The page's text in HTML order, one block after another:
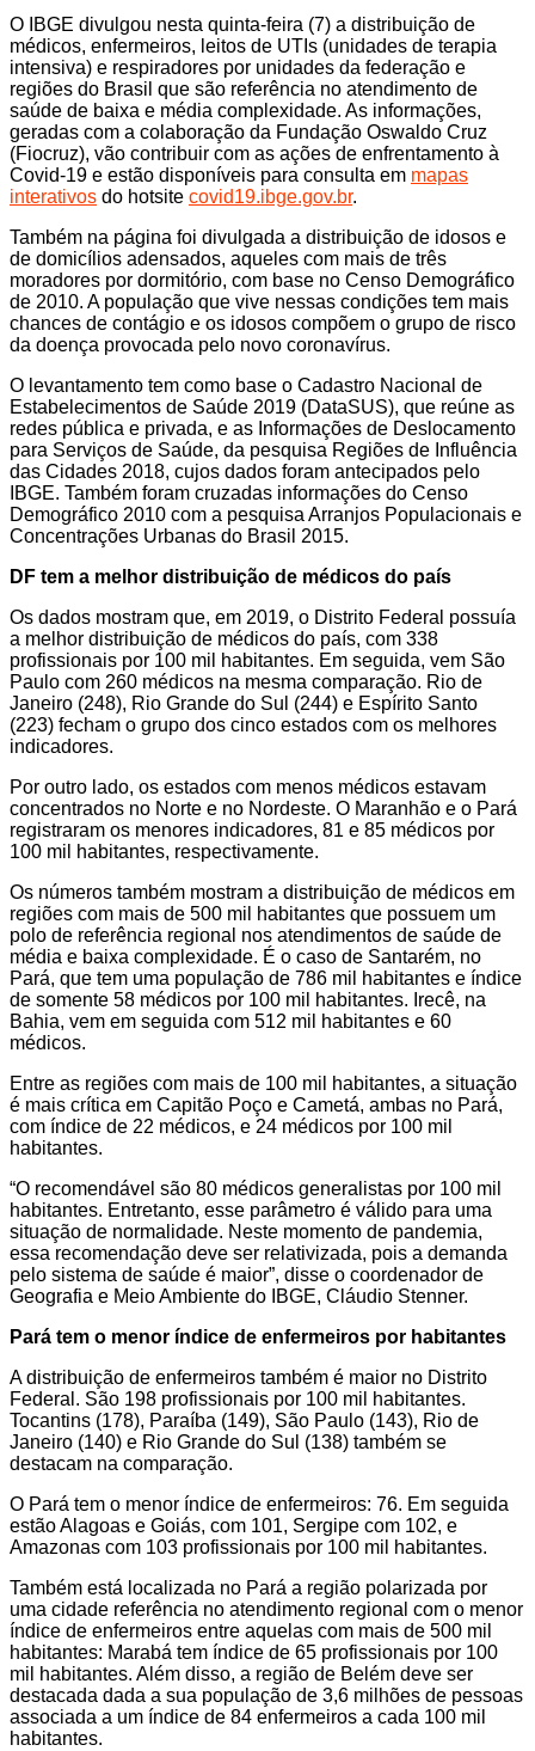
O IBGE divulgou nesta quinta-feira (7) a distribuição de
médicos, enfermeiros, leitos de UTIs (unidades de terapia
intensiva) e respiradores por unidades da federação e
regiões do Brasil que são referência no atendimento de
saúde de baixa e média complexidade. As informações,
geradas com a colaboração da Fundação Oswaldo Cruz
(Fiocruz), vão contribuir com as ações de enfrentamento à
Covid-19 e estão disponíveis para consulta em mapas
interativos do hotsite covid19.ibge.gov.br.
Também na página foi divulgada a distribuição de idosos e
de domicílios adensados, aqueles com mais de três
moradores por dormitório, com base no Censo Demográfico
de 2010. A população que vive nessas condições tem mais
chances de contágio e os idosos compõem o grupo de risco
da doença provocada pelo novo coronavírus.
O levantamento tem como base o Cadastro Nacional de
Estabelecimentos de Saúde 2019 (DataSUS), que reúne as
redes pública e privada, e as Informações de Deslocamento
para Serviços de Saúde, da pesquisa Regiões de Influência
das Cidades 2018, cujos dados foram antecipados pelo
IBGE. Também foram cruzadas informações do Censo
Demográfico 2010 com a pesquisa Arranjos Populacionais e
Concentrações Urbanas do Brasil 2015.
DF tem a melhor distribuição de médicos do país
Os dados mostram que, em 2019, o Distrito Federal possuía
a melhor distribuição de médicos do país, com 338
profissionais por 100 mil habitantes. Em seguida, vem São
Paulo com 260 médicos na mesma comparação. Rio de
Janeiro (248), Rio Grande do Sul (244) e Espírito Santo
(223) fecham o grupo dos cinco estados com os melhores
indicadores.
Por outro lado, os estados com menos médicos estavam
concentrados no Norte e no Nordeste. O Maranhão e o Pará
registraram os menores indicadores, 81 e 85 médicos por
100 mil habitantes, respectivamente.
Os números também mostram a distribuição de médicos em
regiões com mais de 500 mil habitantes que possuem um
polo de referência regional nos atendimentos de saúde de
média e baixa complexidade. É o caso de Santarém, no
Pará, que tem uma população de 786 mil habitantes e índice
de somente 58 médicos por 100 mil habitantes. Irecê, na
Bahia, vem em seguida com 512 mil habitantes e 60
médicos.
Entre as regiões com mais de 100 mil habitantes, a situação
é mais crítica em Capitão Poço e Cametá, ambas no Pará,
com índice de 22 médicos, e 24 médicos por 100 mil
habitantes.
“O recomendável são 80 médicos generalistas por 100 mil
habitantes. Entretanto, esse parâmetro é válido para uma
situação de normalidade. Neste momento de pandemia,
essa recomendação deve ser relativizada, pois a demanda
pelo sistema de saúde é maior”, disse o coordenador de
Geografia e Meio Ambiente do IBGE, Cláudio Stenner.
Pará tem o menor índice de enfermeiros por habitantes
A distribuição de enfermeiros também é maior no Distrito
Federal. São 198 profissionais por 100 mil habitantes.
Tocantins (178), Paraíba (149), São Paulo (143), Rio de
Janeiro (140) e Rio Grande do Sul (138) também se
destacam na comparação.
O Pará tem o menor índice de enfermeiros: 76. Em seguida
estão Alagoas e Goiás, com 101, Sergipe com 102, e
Amazonas com 103 profissionais por 100 mil habitantes.
Também está localizada no Pará a região polarizada por
uma cidade referência no atendimento regional com o menor
índice de enfermeiros entre aquelas com mais de 500 mil
habitantes: Marabá tem índice de 65 profissionais por 100
mil habitantes. Além disso, a região de Belém deve ser
destacada dada a sua população de 3,6 milhões de pessoas
associada a um índice de 84 enfermeiros a cada 100 mil
habitantes.